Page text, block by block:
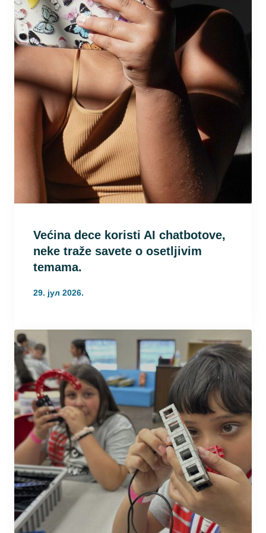
Većina dece koristi AI chatbotove,
neke traže savete o osetljivim
temama.
29. јул 2026.